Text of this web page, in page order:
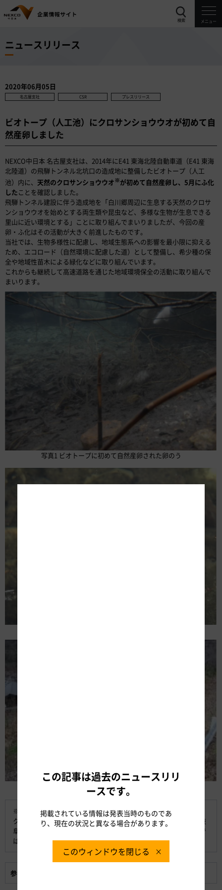
検索 メニュー
ニュースリリース
2020年06月05日
名古屋支社 CSR プレスリリース
ビオトープ（人工池）にクロサンショウウオが初めて自
然産卵しました
NEXCO中日本 名古屋支社は、2014年にE41 東海北陸自動車道（E41 東海
北陸道）の飛騨トンネル北坑口の造成地に整備したビオトープ（人工
池）内に、 天然のクロサンショウウオ※が初めて自然産卵し、5月にふ化
したことを確認しました。
飛騨トンネル建設に伴う造成地を「白川郷周辺に生息する天然のクロサ
ンショウウオを始めとする両生類や昆虫など、多様な生物が生息できる
里山に近い環境とする」ことに取り組んでまいりましたが、今回の産
卵・ふ化はその活動が大きく前進したものです。
当社では、生物多様性に配慮し、地域生態系への影響を最小限に抑える
ため、エコロード（自然環境に配慮した道）として整備し、希少種の保
全や地域性苗木による緑化などに取り組んでいます。
これからも継続して高速道路を通じた地域環境保全の活動に取り組んで
まいります。
写真1 ビオトープに初めて自然産卵された卵のう
写真3 ビオトープ（人工池）
※クロサンショウウオとは
クロサンショウウオは山椒魚の仲間で、主に東日本に生息する（岐
阜県では飛騨地方のみ）両生類です。岐阜県レッドデータブックで
は『絶滅危惧Ⅱ類』に指定されています。
参考資料:
この記事は過去のニュースリリ
ースです。
掲載されている情報は発表当時のものであ
り、現在の状況と異なる場合があります。
このウィンドウを閉じる